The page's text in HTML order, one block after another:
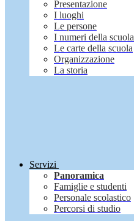
Presentazione
I luoghi
Le persone
I numeri della scuola
Le carte della scuola
Organizzazione
La storia
Servizi
Panoramica
Famiglie e studenti
Personale scolastico
Percorsi di studio